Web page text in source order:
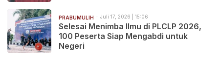
PRABUMULIH Juli 17, 2026 | 15:06
Selesai Menimba Ilmu di PLCLP 2026,
100 Peserta Siap Mengabdi untuk
Negeri